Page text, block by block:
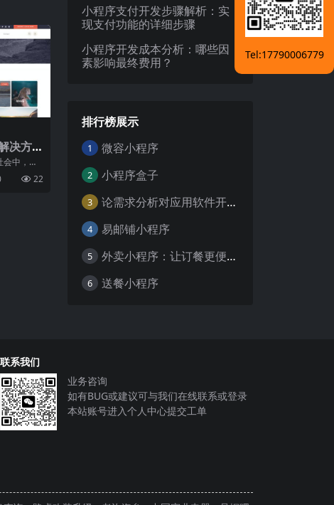
决方
用
中，餐
的方法来
体
22
小程序支付开发步骤解析：实
现支付功能的详细步骤
小程序开发成本分析：哪些因
素影响最终费用？
排行榜展示
1 微容小程序
2 小程序盒子
3 论需求分析对应用软件开发的重要性
4 易邮铺小程序
5 外卖小程序：让订餐更便捷，吃货的福音
6 送餐小程序
联系我们
业务咨询
如有BUG或建议可与我们在线联系或登录
本站账号进入个人中心提交工单
Tel:17790006779